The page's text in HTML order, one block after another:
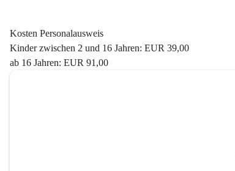
Kosten Personalausweis
Kinder zwischen 2 und 16 Jahren: EUR 39,00
ab 16 Jahren: EUR 91,00